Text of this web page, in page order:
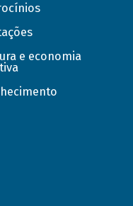
e economia